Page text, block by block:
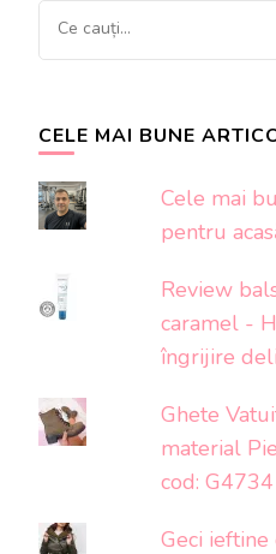
Cauți
ceva?
CELE MAI BUNE
Cele mai
pentru
Review
caramel -
îngrijire
Ghete
material
cod: G4734
Geci ieftine